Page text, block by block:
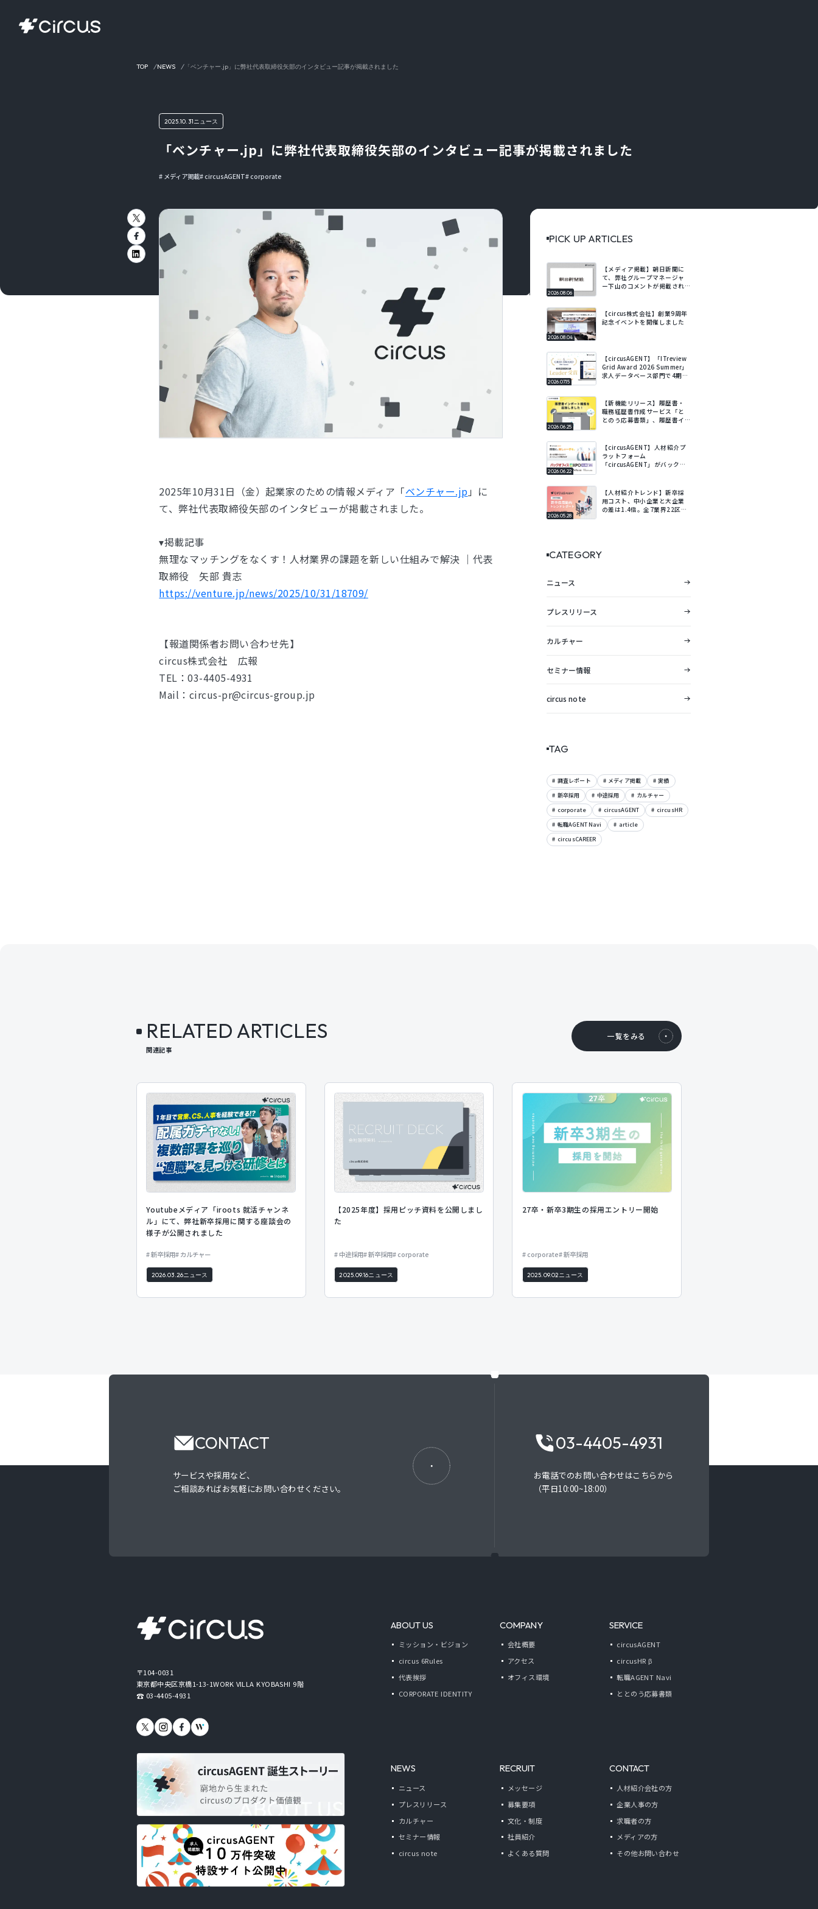
TOP NEWS 「ベンチャー.jp」に弊社代表取締役矢部のインタビュー記事が掲載されました
2025.10.31ニュース
「ベンチャー.jp」に弊社代表取締役矢部のインタビュー記事が掲載されました
メディア掲載 circusAGENT corporate
2025年10月31日（金）起業家のための情報メディア「ベンチャー.jp 」に
て、弊社代表取締役矢部のインタビューが掲載されました。
▾掲載記事
無理なマッチングをなくす！人材業界の課題を新しい仕組みで解決 ｜代表
取締役 矢部 貴志
https://venture.jp/news/2025/10/31/18709/
【報道関係者お問い合わせ先】
circus株式会社 広報
TEL：03-4405-4931
Mail：circus-pr@circus-group.jp
PICK UP ARTICLES
2026.08.06
【メディア掲載】朝日新聞に
て、弊社グループマネージャ
ー下山のコメントが掲載され
2026.08.04
【circus株式会社】創業9周年
記念イベントを開催しました
2026.07.15
【circusAGENT】「ITreview
Grid Award 2026 Summer」
求人データベース部門で4期連
2026.06.25
【新機能リリース】履歴書・
職務経歴書作成サービス「と
とのう応募書類」、履歴書イ
けでフォームに自動で入力。
2026.06.22
【circusAGENT】人材紹介プ
ラットフォーム
「circusAGENT」がバックオ
援。
2026.05.28
【人材紹介トレンド】新卒採
用コスト、中小企業と大企業
の差は1.4倍。全7業界22区
CATEGORY
ニュース
プレスリリース
カルチャー
セミナー情報
circus note
TAG
調査レポート メディア掲載
実績
新卒採用
中途採用
カルチャー
corporate
circusAGENT
circusHR
転職AGENT Navi
article
circusCAREER
RELATED ARTICLES
関連記事
一覧をみる
Youtubeメディア「iroots 就活チャンネ
ル」にて、弊社新卒採用に関する座談会の
様子が公開されました
新卒採用 カルチャー
2026.03.26ニュース
【2025年度】採用ピッチ資料を公開しまし
た
中途採用 新卒採用 corporate
2025.09.16ニュース
27卒・新卒3期生の採用エントリー開始
corporate 新卒採用
2025.09.02ニュース
CONTACT
サービスや採用など、
ご相談あればお気軽にお問い合わせください。
03-4405-4931
お電話でのお問い合わせはこちらから
（平日10:00~18:00）
〒104-0031
東京都中央区京橋1-13-1WORK VILLA KYOBASHI 9階
03-4405-4931
ABOUT US
ミッション・ビジョン
circus 6Rules
代表挨拶
CORPORATE IDENTITY
COMPANY
会社概要
アクセス
オフィス環境
SERVICE
circusAGENT
circusHR β
転職AGENT Navi
ととのう応募書類
NEWS
ニュース
プレスリリース
カルチャー
セミナー情報
circus note
RECRUIT
メッセージ
募集要項
文化・制度
社員紹介
よくある質問
CONTACT
人材紹介会社の方
企業人事の方
求職者の方
メディアの方
その他お問い合わせ